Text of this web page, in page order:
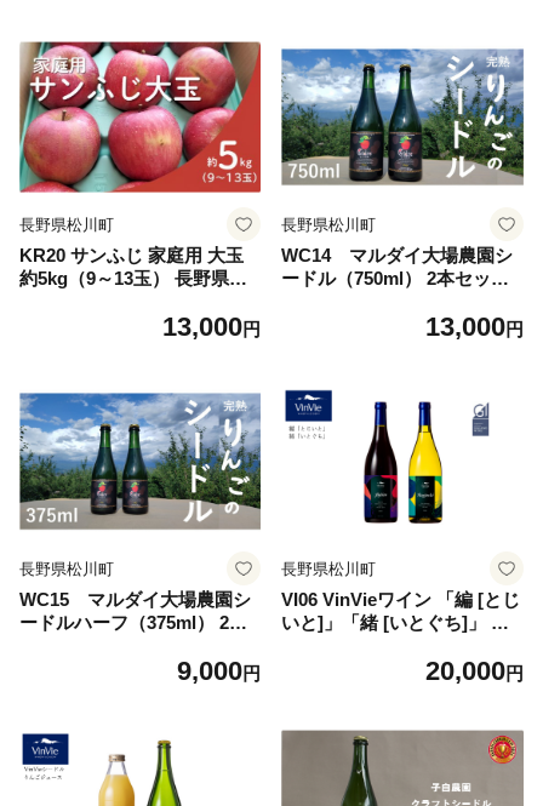
ト 1ホール 冷凍 タルトタタ
ン タルト
長野県松川町
KR20 サンふじ 家庭用 大玉
約5kg（9～13玉） 長野県松
定//長野県 南信州 リンゴ 林
送
13,000円
長野県松川町
WC14 マルダイ大場農園シ
ードル（750ml） 2本セット
んごのお酒 辛口 リンゴ 林檎
13,000円
長野県松川町
WC15 マルダイ大場農園シ
ードルハーフ（375ml） 2本
町産 りんごのお酒 リンゴ 林
定 辛口
9,000円
長野県松川町
VI06 VinVieワイン 「編 [とじ
いと]」「緒 [いとぐち]」 赤
赤ワイン 白ワイン 日本ワイ
20,000円